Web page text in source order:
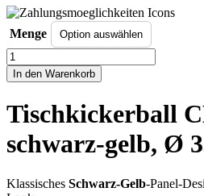
Menge
Tischkickerball
CLUB,
schwarz-
Ø
35mm
Menge
In den Warenkorb
Tischkickerball
schwarz-gelb, Ø
Klassisches Schwarz-Gelb-Panel-